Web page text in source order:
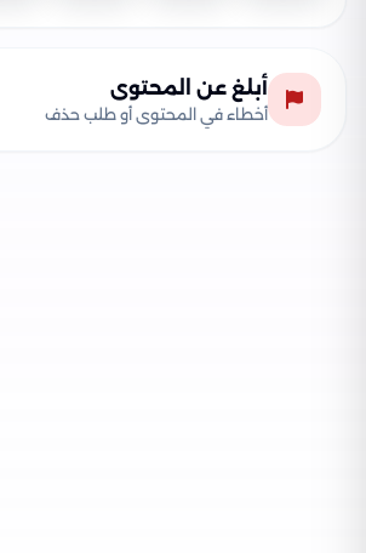
أبلغ عن المحتوى
أخطاء في المحتوى أو طلب حذف